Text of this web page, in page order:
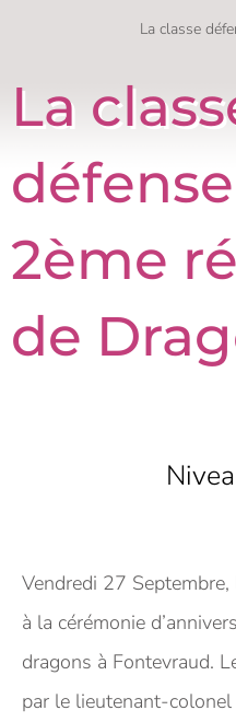
La classe
La
2ème
de
Vendredi 27
à la cérémonie
dragons à Fontevraud.
par le lieutenant-